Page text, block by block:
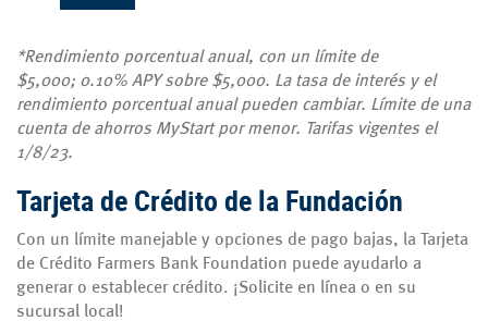
*Rendimiento porcentual anual, con un límite de
$5,000; 0.10% APY sobre $5,000. La tasa de interés y el
rendimiento porcentual anual pueden cambiar. Límite de una
cuenta de ahorros MyStart por menor. Tarifas vigentes el
1/8/23.
Tarjeta de Crédito de la Fundación
Con un límite manejable y opciones de pago bajas, la Tarjeta
de Crédito Farmers Bank Foundation puede ayudarlo a
generar o establecer crédito. ¡Solicite en línea o en su
sucursal local!